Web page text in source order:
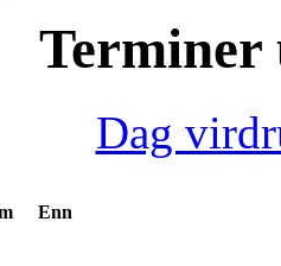
Terminer
Dag
Enn